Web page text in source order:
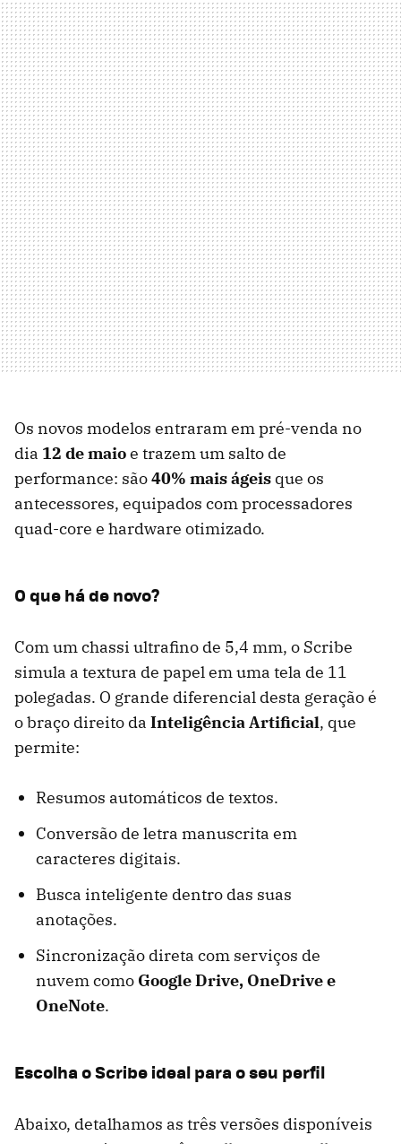
Os novos modelos entraram em pré-venda no
dia 12 de maioe trazem um salto de
performance: são40% mais ágeis que os
antecessores, equipados com processadores
quad-core e hardware otimizado.
O que há de novo?
Com um chassi ultrafino de 5,4 mm, o Scribe
simula a textura de papel em uma tela de 11
polegadas. O grande diferencial desta geração é
o braço direito da Inteligência Artificial, que
permite:
Resumos automáticos de textos.
Conversão de letra manuscrita em
caracteres digitais.
Busca inteligente dentro das suas
anotações.
Sincronização direta com serviços de
nuvem como Google Drive, OneDrive e
OneNote.
Escolha o Scribe ideal para o seu perfil
Abaixo, detalhamos as três versões disponíveis